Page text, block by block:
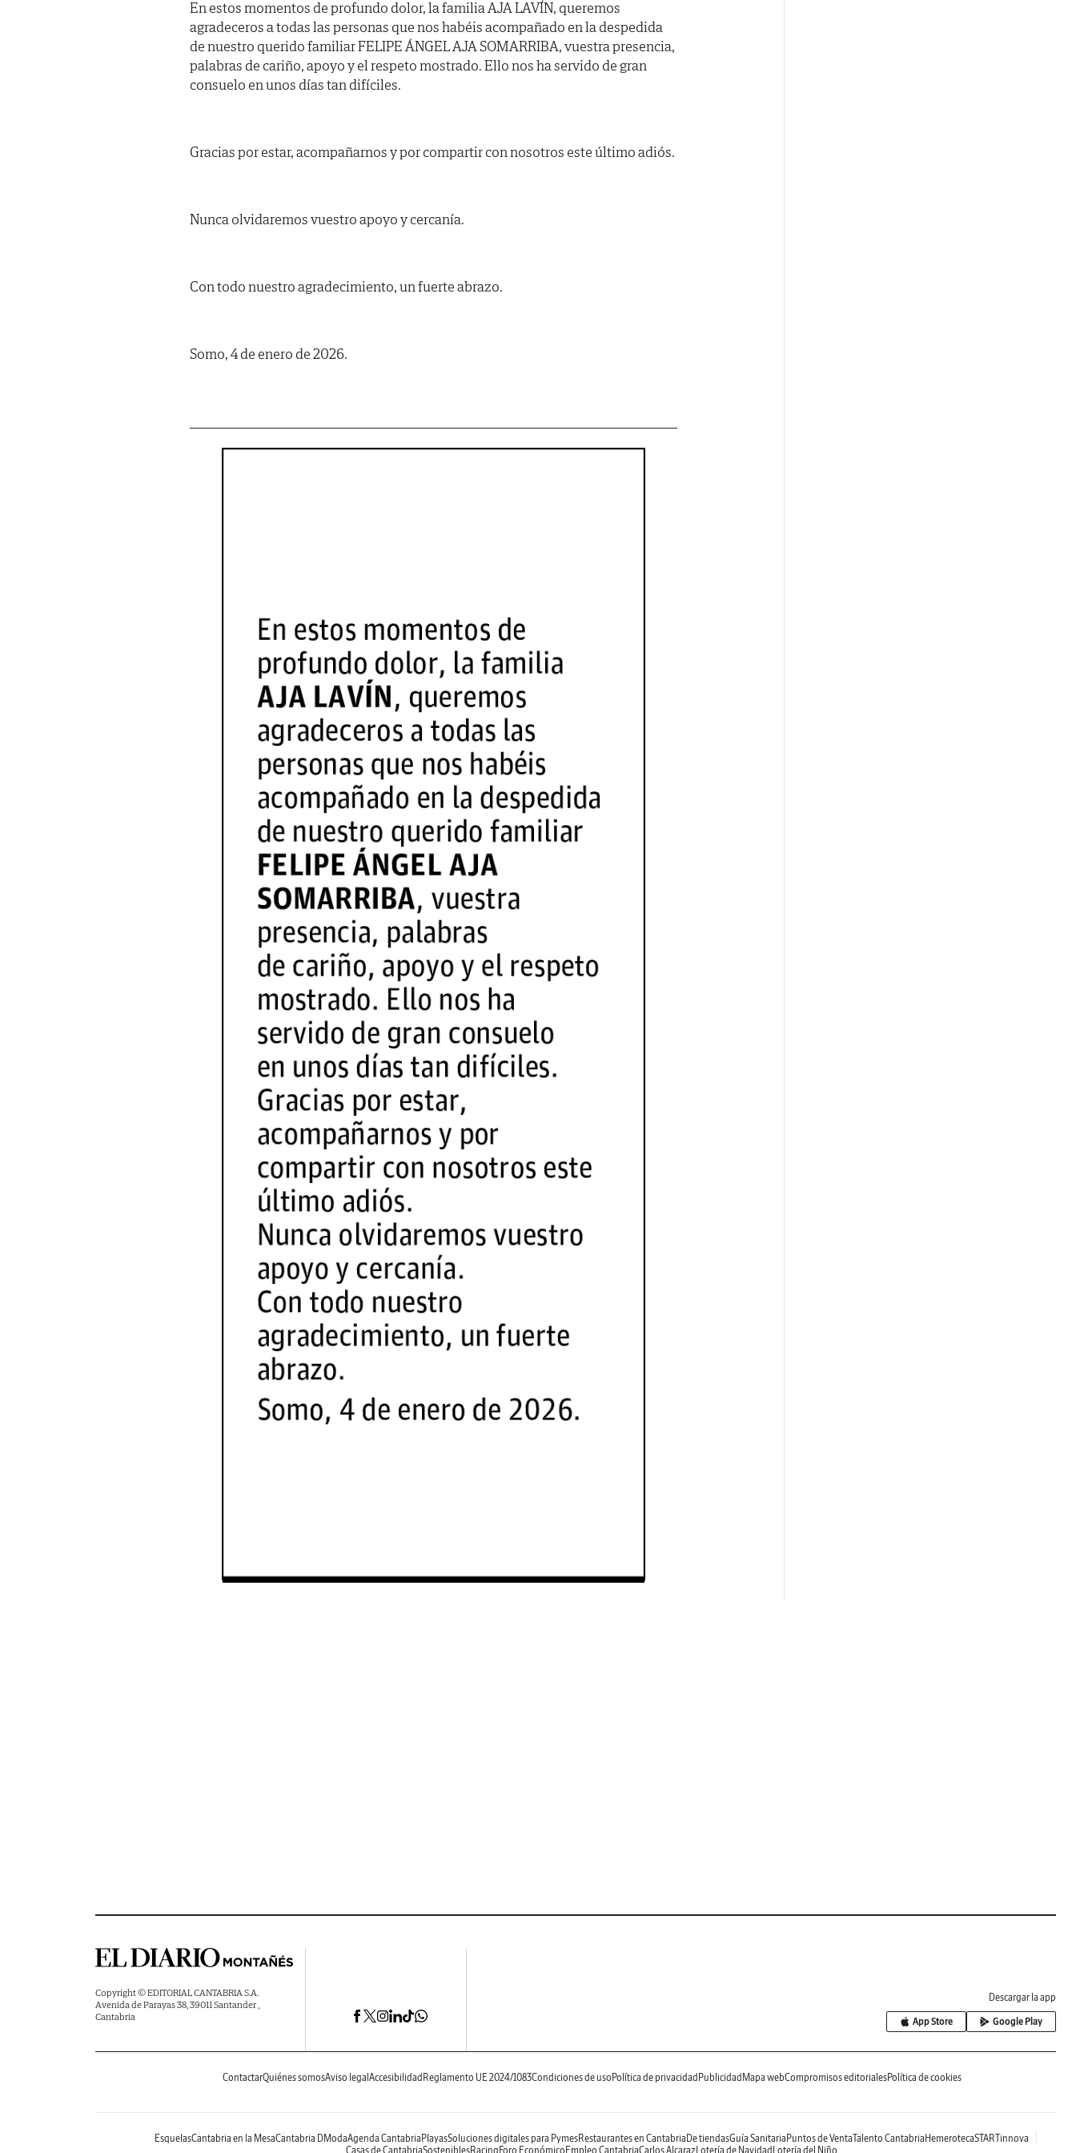
En estos momentos de profundo dolor, la familia AJA LAVÍN, queremos
agradeceros a todas las personas que nos habéis acompañado en la despedida
de nuestro querido familiar FELIPE ÁNGEL AJA SOMARRIBA, vuestra presencia,
palabras de cariño, apoyo y el respeto mostrado. Ello nos ha servido de gran
consuelo en unos días tan difíciles.
Gracias por estar, acompañarnos y por compartir con nosotros este último adiós.
Nunca olvidaremos vuestro apoyo y cercanía.
Con todo nuestro agradecimiento, un fuerte abrazo.
Somo, 4 de enero de 2026.
Copyright © EDITORIAL CANTABRIA S.A.
Avenida de Parayas 38, 39011 Santander ,
Cantabria
Descargar la app
App Store Google Play
ContactarQuiénes somosAviso legal Accesibilidad Reglamento UE 2024/1083Condiciones de uso Política de privacidad Publicidad Mapa webCompromisos editorialesPolítica de cookies
EsquelasCantabria en la MesaCantabria DModaAgenda Cantabria PlayasSoluciones digitales para PymesRestaurantes en Cantabria De tiendasGuía Sanitaria Puntos de VentaTalento Cantabria HemerotecaSTARTinnova
Casas de CantabriaSosteniblesRacing Foro Económico Empleo CantabriaCarlos Alcaraz Lotería de Navidad Lotería del Niño